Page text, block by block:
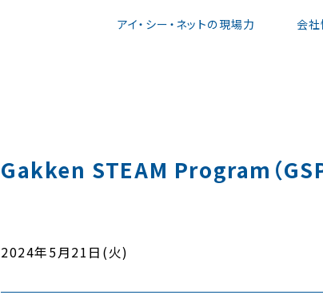
アイ・シー・ネットの現場力 会
Gakken STEAM Program（
2024年5月21日(火)